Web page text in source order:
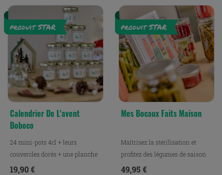
Calendrier De L'avent
Boboco
24 mini-pots 4cl + leurs
couvercles dorés + une planche
d'étiquettes
Prix
19,90 €
Mes Bocaux Faits Maison
Maîtrisez la stérilisation et
profitez des légumes de saison
pour préparer de...
Prix
49,95 €